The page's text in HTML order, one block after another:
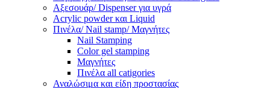
Αξεσουάρ/ Dispenser για υγρά
Acrylic powder και Liquid
Πινέλα/ Nail stamp/ Μαγνήτες
Nail Stamping
Color gel stamping
Μαγνήτες
Πινέλα all catigories
Αναλώσιμα και είδη προστασίας